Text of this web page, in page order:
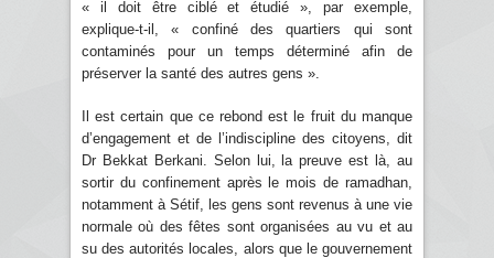
« il doit être ciblé et étudié », par exemple,
explique-t-il, « confiné des quartiers qui sont
contaminés pour un temps déterminé afin de
préserver la santé des autres gens ».
Il est certain que ce rebond est le fruit du manque
d’engagement et de l’indiscipline des citoyens, dit
Dr Bekkat Berkani. Selon lui, la preuve est là, au
sortir du confinement après le mois de ramadhan,
notamment à Sétif, les gens sont revenus à une vie
normale où des fêtes sont organisées au vu et au
su des autorités locales, alors que le gouvernement